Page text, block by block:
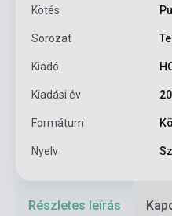
Kötés
Sorozat
Kiadó
Kiadási év
Formátum
Nyelv
Részletes leírás